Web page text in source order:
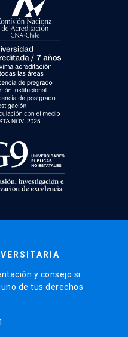
y consejo si
de tus derechos